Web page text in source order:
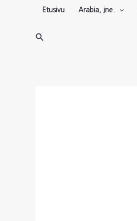
Etusivu Arabia, jne.
Hae